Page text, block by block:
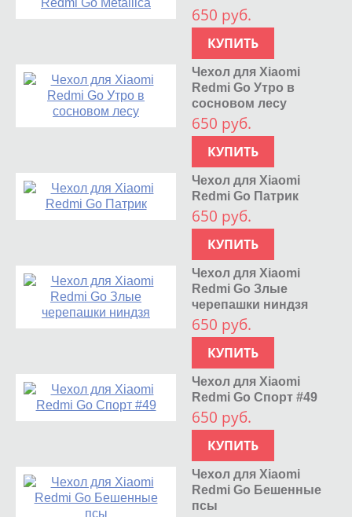
650 руб.
КУПИТЬ
Чехол для Xiaomi
Redmi Go Утро в
сосновом лесу
650 руб.
КУПИТЬ
Чехол для Xiaomi
Redmi Go Патрик
650 руб.
КУПИТЬ
Чехол для Xiaomi
Redmi Go Злые
черепашки ниндзя
650 руб.
КУПИТЬ
Чехол для Xiaomi
Redmi Go Спорт #49
650 руб.
КУПИТЬ
Чехол для Xiaomi
Redmi Go Бешенные
псы